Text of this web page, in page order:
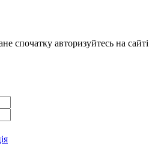
спочатку авторизуйтесь на сайті